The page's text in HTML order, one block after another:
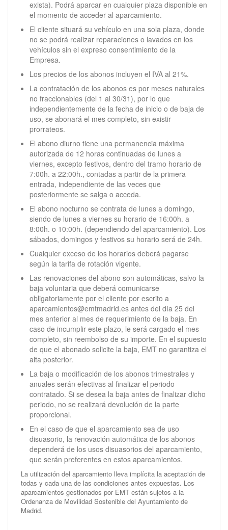
exista). Podrá aparcar en cualquier plaza disponible en
el momento de acceder al aparcamiento.
El cliente situará su vehículo en una sola plaza, donde
no se podrá realizar reparaciones o lavados en los
vehículos sin el expreso consentimiento de la
Empresa.
Los precios de los abonos incluyen el IVA al 21%.
La contratación de los abonos es por meses naturales
no fraccionables (del 1 al 30/31), por lo que
independientemente de la fecha de inicio o de baja de
uso, se abonará el mes completo, sin existir
prorrateos.
El abono diurno tiene una permanencia máxima
autorizada de 12 horas continuadas de lunes a
viernes, excepto festivos, dentro del tramo horario de
7:00h. a 22:00h., contadas a partir de la primera
entrada, independiente de las veces que
posteriormente se salga o acceda.
El abono nocturno se contrata de lunes a domingo,
siendo de lunes a viernes su horario de 16:00h. a
8:00h. o 10:00h. (dependiendo del aparcamiento). Los
sábados, domingos y festivos su horario será de 24h.
Cualquier exceso de los horarios deberá pagarse
según la tarifa de rotación vigente.
Las renovaciones del abono son automáticas, salvo la
baja voluntaria que deberá comunicarse
obligatoriamente por el cliente por escrito a
aparcamientos@emtmadrid.es antes del día 25 del
mes anterior al mes de requerimiento de la baja. En
caso de incumplir este plazo, le será cargado el mes
completo, sin reembolso de su importe. En el supuesto
de que el abonado solicite la baja, EMT no garantiza el
alta posterior.
La baja o modificación de los abonos trimestrales y
anuales serán efectivas al finalizar el periodo
contratado. Si se desea la baja antes de finalizar dicho
periodo, no se realizará devolución de la parte
proporcional.
En el caso de que el aparcamiento sea de uso
disuasorio, la renovación automática de los abonos
dependerá de los usos disuasorios del aparcamiento,
que serán preferentes en estos aparcamientos.
La utilización del aparcamiento lleva implícita la aceptación de
todas y cada una de las condiciones antes expuestas. Los
aparcamientos gestionados por EMT están sujetos a la
Ordenanza de Movilidad Sostenible del Ayuntamiento de
Madrid.